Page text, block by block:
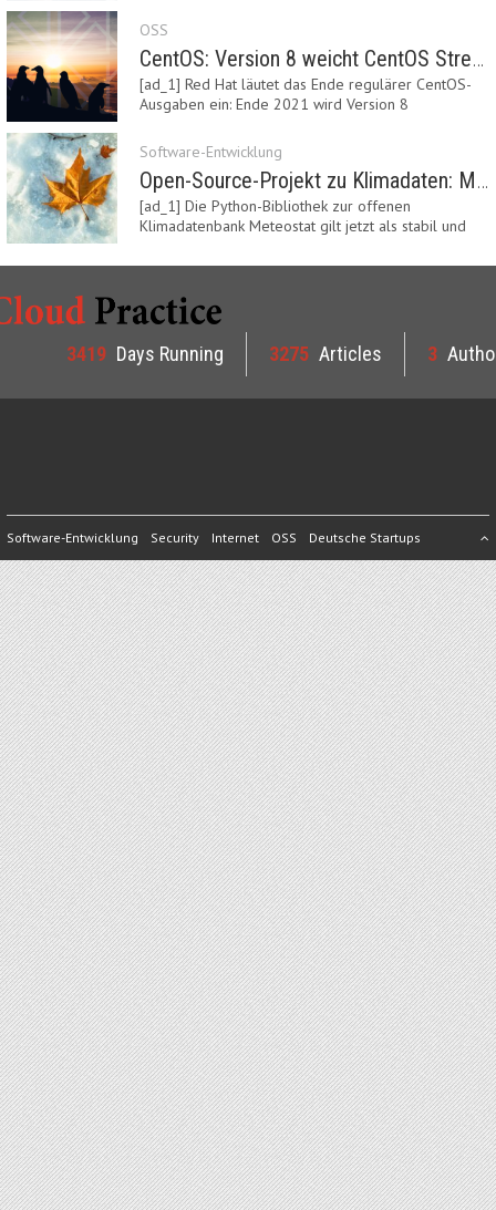
OSS
CentOS: Version 8 weicht CentOS Stream
[ad_1] Red Hat läutet das Ende regulärer CentOS-
Ausgaben ein: Ende 2021 wird Version 8
Software-Entwicklung
Open-Source-Projekt zu Klimadaten: Meteostat Python Library 1.0 erschienen
[ad_1] Die Python-Bibliothek zur offenen
Klimadatenbank Meteostat gilt jetzt als stabil und
3419 Days Running 3275 Articles 3
Software-Entwicklung Security Internet OSS Deutsche Startups